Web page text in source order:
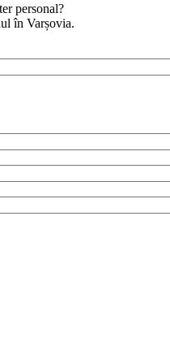
personal?
în Varșovia.